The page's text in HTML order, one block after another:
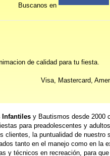
Buscanos en
de calidad para tu fiesta.
Visa, Mastercard,
Infantiles y Bautismos desde 2000
para preadolescentes y
clientes, la puntualidad de
tanto en el manejo como en la
y técnicos en recreación, para